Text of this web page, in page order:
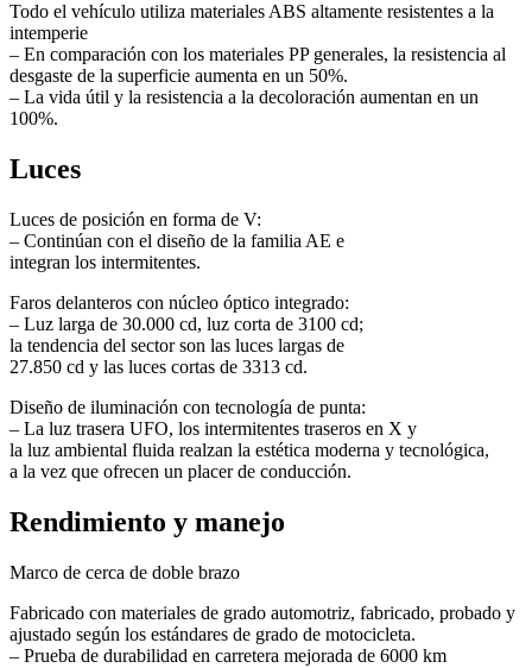
Todo el vehículo utiliza materiales ABS altamente resistentes a la
intemperie
– En comparación con los materiales PP generales, la resistencia al
desgaste de la superficie aumenta en un 50%.
– La vida útil y la resistencia a la decoloración aumentan en un
100%.
Luces
Luces de posición en forma de V:
– Continúan con el diseño de la familia AE e
integran los intermitentes.
Faros delanteros con núcleo óptico integrado:
– Luz larga de 30.000 cd, luz corta de 3100 cd;
la tendencia del sector son las luces largas de
27.850 cd y las luces cortas de 3313 cd.
Diseño de iluminación con tecnología de punta:
– La luz trasera UFO, los intermitentes traseros en X y
la luz ambiental fluida realzan la estética moderna y tecnológica,
a la vez que ofrecen un placer de conducción.
Rendimiento y manejo
Marco de cerca de doble brazo
Fabricado con materiales de grado automotriz, fabricado, probado y
ajustado según los estándares de grado de motocicleta.
– Prueba de durabilidad en carretera mejorada de 6000 km